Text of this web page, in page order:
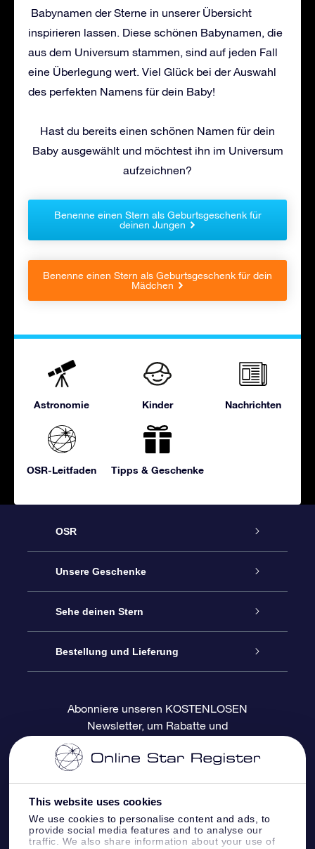
This website uses cookies
We use cookies to personalise content and ads, to
provide social media features and to analyse our
traffic. We also share information about your use of
Babynamen der Sterne in unserer Übersicht
inspirieren lassen. Diese schönen Babynamen, die
aus dem Universum stammen, sind auf jeden Fall
eine Überlegung wert. Viel Glück bei der Auswahl
des perfekten Namens für dein Baby!
Hast du bereits einen schönen Namen für dein
Baby ausgewählt und möchtest ihn im Universum
aufzeichnen?
Benenne einen Stern als Geburtsgeschenk für
deinen Jungen
Benenne einen Stern als Geburtsgeschenk für dein
Mädchen
Astronomie Kinder Nachrichten
OSR-Leitfaden Tipps & Geschenke
OSR
Service
Kontakt
Blog
Bewertungen
Unsere Geschenke
Sterne schenken
OSR-Geschenkpaket
OSR-Geschenkgutschein
Firmengeschenke
Sehe deinen Stern
Sternregister
Personalisierte Sternseite
One Million Stars
OSR-Starsaver
Bestellung und Lieferung
Zahlungsinformationen
Versandinformationen
Rückgaberecht
Abonniere unseren KOSTENLOSEN
Newsletter, um Rabatte und